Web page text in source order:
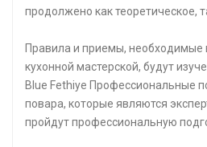
продолжено как теоретическое,
Правила и приемы,
кухонной мастерской, будут
Blue Fethiye Профессиональные
повара, которые являются
пройдут профессиональную